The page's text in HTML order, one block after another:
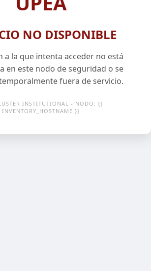
NO DISPONIBLE
a la que intenta acceder no está
en este nodo de seguridad o se
fuera de servicio.
INSTITUTIONAL - NODO: {{
INVENTORY_HOSTNAME }}